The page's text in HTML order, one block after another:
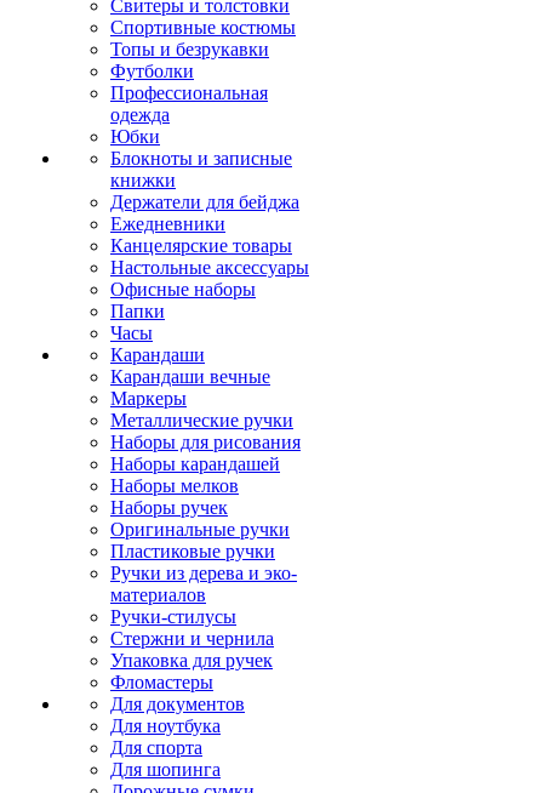
Свитеры и толстовки
Спортивные костюмы
Топы и безрукавки
Футболки
Профессиональная
одежда
Юбки
Блокноты и записные
книжки
Держатели для бейджа
Ежедневники
Канцелярские товары
Настольные аксессуары
Офисные наборы
Папки
Часы
Карандаши
Карандаши вечные
Маркеры
Металлические ручки
Наборы для рисования
Наборы карандашей
Наборы мелков
Наборы ручек
Оригинальные ручки
Пластиковые ручки
Ручки из дерева и эко-
материалов
Ручки-стилусы
Стержни и чернила
Упаковка для ручек
Фломастеры
Для документов
Для ноутбука
Для спорта
Для шопинга